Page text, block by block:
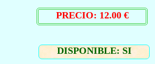
PRECIO: 12.00 €
DISPONIBLE: SI